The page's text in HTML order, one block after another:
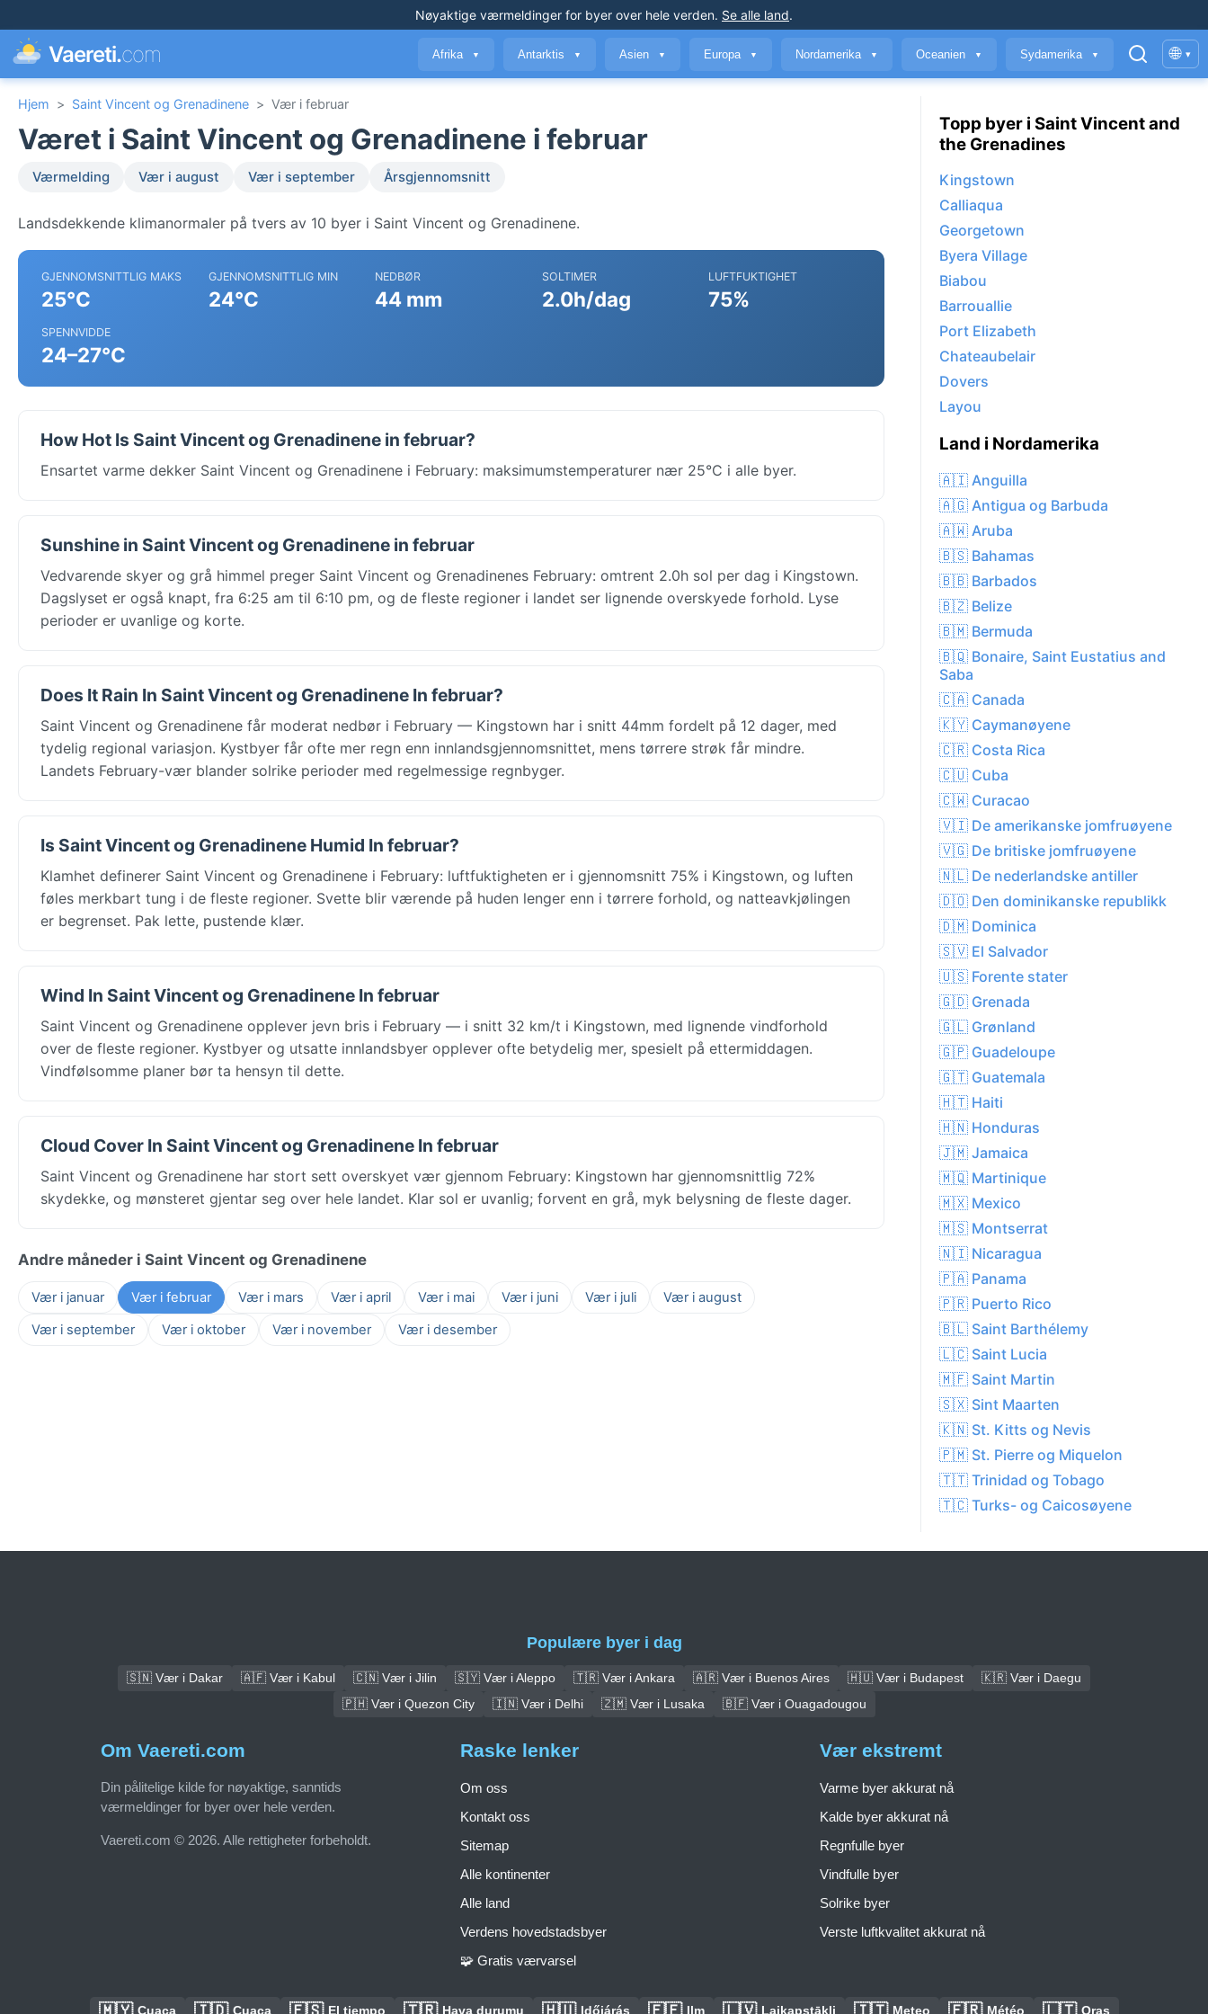
Nøyaktige værmeldinger for byer over hele verden. Se alle land.
Vaereti.com Afrika ▼ Antarktis ▼ Asien ▼ Europa ▼ Nordamerika ▼ Oceanien ▼ Sydamerika ▼ 🌐 ▾
Hjem > Saint Vincent og Grenadinene > Vær i februar
Været i Saint Vincent og Grenadinene i februar
Værmelding Vær i august Vær i september Årsgjennomsnitt
Landsdekkende klimanormaler på tvers av 10 byer i Saint Vincent og Grenadinene.
GJENNOMSNITTLIG MAKS
25°C
GJENNOMSNITTLIG MIN
24°C
NEDBØR
44 mm
SOLTIMER
2.0h/dag
LUFTFUKTIGHET
75%
SPENNVIDDE
24–27°C
How Hot Is Saint Vincent og Grenadinene in februar?
Ensartet varme dekker Saint Vincent og Grenadinene i February: maksimumstemperaturer nær 25°C i alle byer.
Sunshine in Saint Vincent og Grenadinene in februar
Vedvarende skyer og grå himmel preger Saint Vincent og Grenadinenes February: omtrent 2.0h sol per dag i Kingstown.
Dagslyset er også knapt, fra 6:25 am til 6:10 pm, og de fleste regioner i landet ser lignende overskyede forhold. Lyse
perioder er uvanlige og korte.
Does It Rain In Saint Vincent og Grenadinene In februar?
Saint Vincent og Grenadinene får moderat nedbør i February — Kingstown har i snitt 44mm fordelt på 12 dager, med
tydelig regional variasjon. Kystbyer får ofte mer regn enn innlandsgjennomsnittet, mens tørrere strøk får mindre.
Landets February-vær blander solrike perioder med regelmessige regnbyger.
Is Saint Vincent og Grenadinene Humid In februar?
Klamhet definerer Saint Vincent og Grenadinene i February: luftfuktigheten er i gjennomsnitt 75% i Kingstown, og luften
føles merkbart tung i de fleste regioner. Svette blir værende på huden lenger enn i tørrere forhold, og natteavkjølingen
er begrenset. Pak lette, pustende klær.
Wind In Saint Vincent og Grenadinene In februar
Saint Vincent og Grenadinene opplever jevn bris i February — i snitt 32 km/t i Kingstown, med lignende vindforhold
over de fleste regioner. Kystbyer og utsatte innlandsbyer opplever ofte betydelig mer, spesielt på ettermiddagen.
Vindfølsomme planer bør ta hensyn til dette.
Cloud Cover In Saint Vincent og Grenadinene In februar
Saint Vincent og Grenadinene har stort sett overskyet vær gjennom February: Kingstown har gjennomsnittlig 72%
skydekke, og mønsteret gjentar seg over hele landet. Klar sol er uvanlig; forvent en grå, myk belysning de fleste dager.
Andre måneder i Saint Vincent og Grenadinene
Vær i januar Vær i februar Vær i mars Vær i april Vær i mai Vær i juni Vær i juli
Vær i august
Vær i september
Vær i oktober Vær i november Vær i desember
Topp byer i Saint Vincent and
the Grenadines
Kingstown
Calliaqua
Georgetown
Byera Village
Biabou
Barrouallie
Port Elizabeth
Chateaubelair
Dovers
Layou
Land i Nordamerika
🇦🇮 Anguilla
🇦🇬 Antigua og Barbuda
🇦🇼 Aruba
🇧🇸 Bahamas
🇧🇧 Barbados
🇧🇿 Belize
🇧🇲 Bermuda
🇧🇶 Bonaire, Saint Eustatius and
Saba
🇨🇦 Canada
🇰🇾 Caymanøyene
🇨🇷 Costa Rica
🇨🇺 Cuba
🇨🇼 Curacao
🇻🇮 De amerikanske jomfruøyene
🇻🇬 De britiske jomfruøyene
🇳🇱 De nederlandske antiller
🇩🇴 Den dominikanske republikk
🇩🇲 Dominica
🇸🇻 El Salvador
🇺🇸 Forente stater
🇬🇩 Grenada
🇬🇱 Grønland
🇬🇵 Guadeloupe
🇬🇹 Guatemala
🇭🇹 Haiti
🇭🇳 Honduras
🇯🇲 Jamaica
🇲🇶 Martinique
🇲🇽 Mexico
🇲🇸 Montserrat
🇳🇮 Nicaragua
🇵🇦 Panama
🇵🇷 Puerto Rico
🇧🇱 Saint Barthélemy
🇱🇨 Saint Lucia
🇲🇫 Saint Martin
🇸🇽 Sint Maarten
🇰🇳 St. Kitts og Nevis
🇵🇲 St. Pierre og Miquelon
🇹🇹 Trinidad og Tobago
🇹🇨 Turks- og Caicosøyene
Populære byer i dag
🇸🇳 Vær i Dakar 🇦🇫 Vær i Kabul 🇨🇳 Vær i Jilin 🇸🇾 Vær i Aleppo 🇹🇷 Vær i Ankara 🇦🇷 Vær i Buenos Aires 🇭🇺 Vær i Budapest
🇰🇷 Vær i Daegu
🇵🇭 Vær i Quezon City
🇮🇳 Vær i Delhi 🇿🇲 Vær i Lusaka 🇧🇫 Vær i Ouagadougou
Om Vaereti.com
Din pålitelige kilde for nøyaktige, sanntids
værmeldinger for byer over hele verden.
Vaereti.com © 2026. Alle rettigheter forbeholdt.
Raske lenker
Om oss
Kontakt oss
Sitemap
Alle kontinenter
Alle land
Verdens hovedstadsbyer
🧩 Gratis værvarsel
Vær ekstremt
Varme byer akkurat nå
Kalde byer akkurat nå
Regnfulle byer
Vindfulle byer
Solrike byer
Verste luftkvalitet akkurat nå
Cuaca Cuaca El tiempo Hava durumu Időjárás Ilm Laikapstākļi Meteo Météo Oras